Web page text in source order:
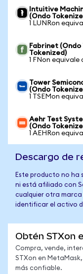
Intuitive
(Ondo
1 LUNRon
Fabrinet
Tokenized)
1 FNon equivale
Tower
(Ondo
1 TSEMon
Aehr Test
(Ondo
1 AEHRon
Descargo de
Este producto no
ni está afiliado con
cualquier otra
identificar el activo
Obtén STXon
Compra, vende,
STXon en
más confiable.